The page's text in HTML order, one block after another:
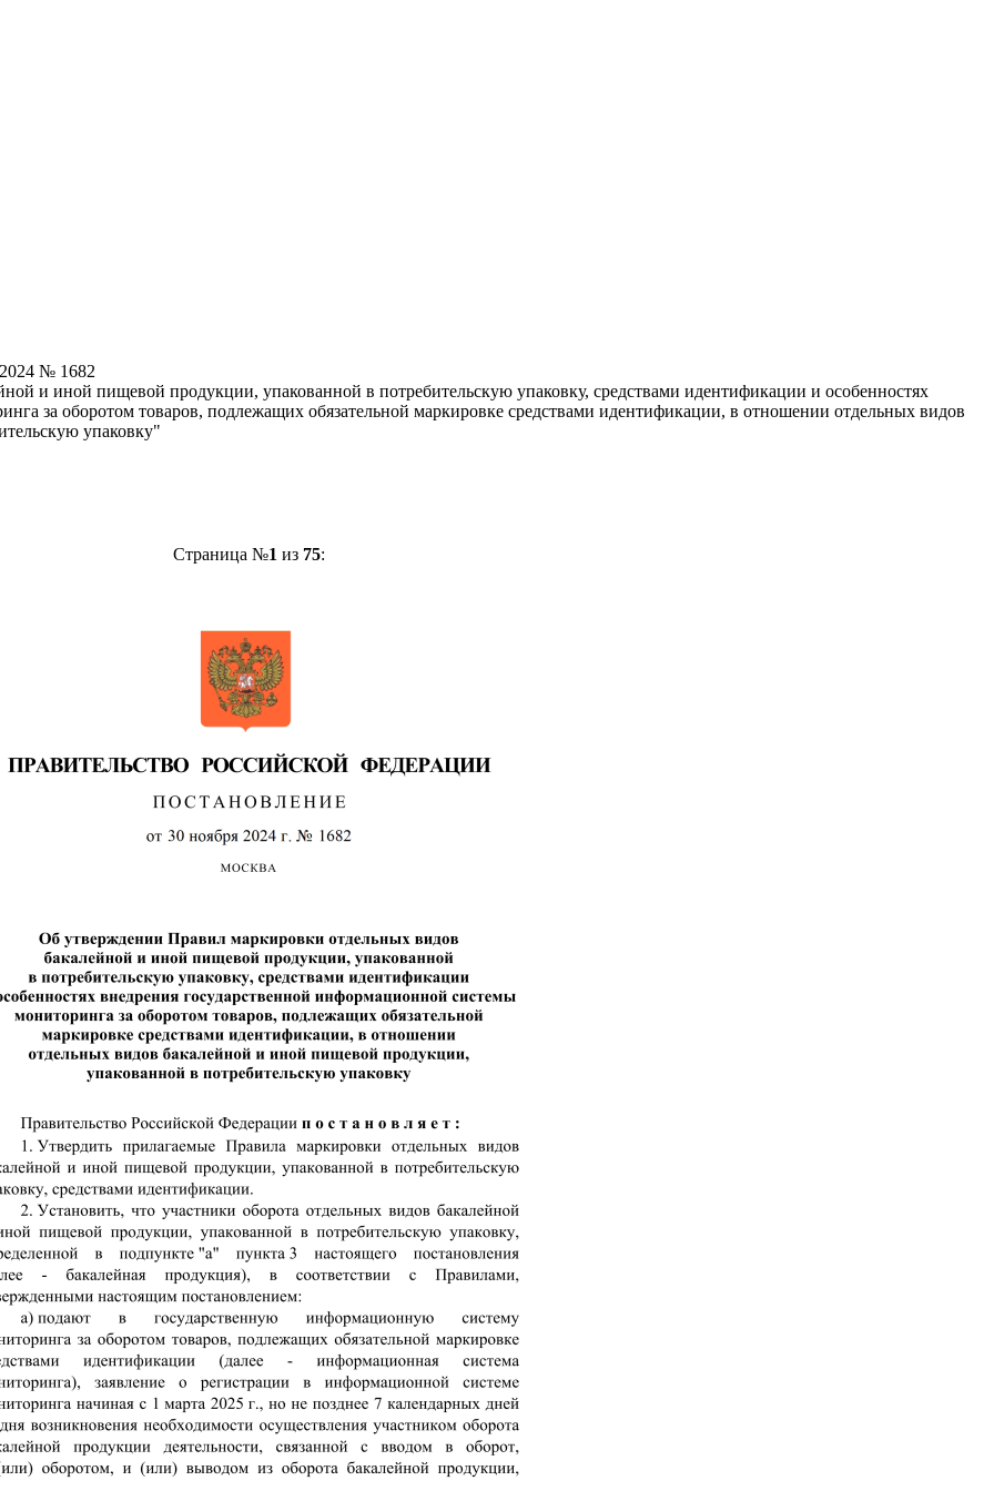
№ 1682
и иной пищевой продукции, упакованной в потребительскую упаковку, средствами идентификации и особенностях
за оборотом товаров, подлежащих обязательной маркировке средствами идентификации, в отношении отдельных видов
упаковку"
Страница №1 из 75: